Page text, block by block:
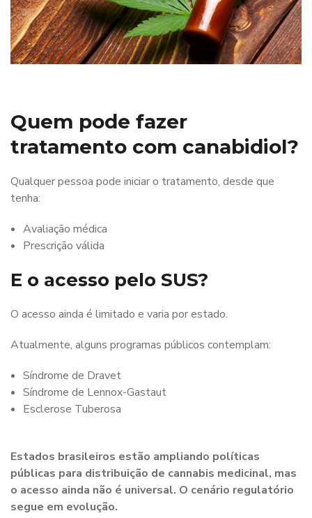
Quem pode fazer
tratamento com canabidiol?
Qualquer pessoa pode iniciar o tratamento, desde que
tenha:
Avaliação médica
Prescrição válida
E o acesso pelo SUS?
O acesso ainda é limitado e varia por estado.
Atualmente, alguns programas públicos contemplam:
Síndrome de Dravet
Síndrome de Lennox-Gastaut
Esclerose Tuberosa
Estados brasileiros estão ampliando políticas
públicas para distribuição de cannabis medicinal, mas
o acesso ainda não é universal. O cenário regulatório
segue em evolução.